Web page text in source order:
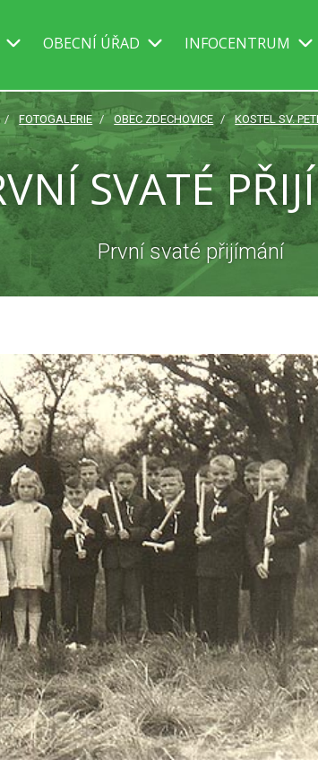
OBECNÍ ÚŘAD INFOCENTRUM
FOTOGALERIE OBEC ZDECHOVICE KOSTEL SV.
SVATÉ
První svaté přijímání